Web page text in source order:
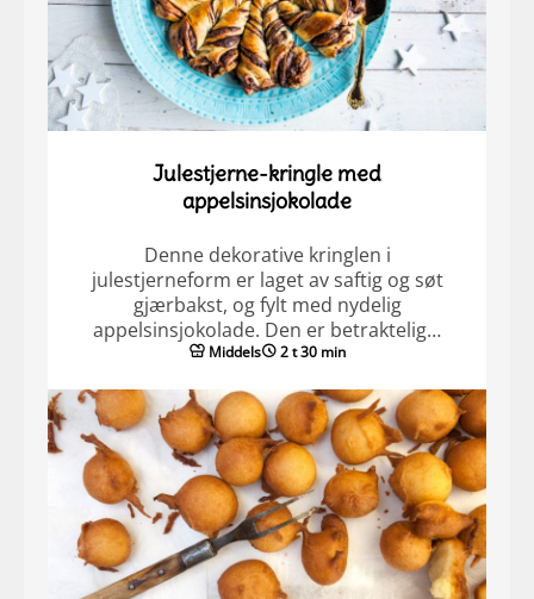
Julestjerne-kringle med
appelsinsjokolade
Denne dekorative kringlen i
julestjerneform er laget av saftig og søt
gjærbakst, og fylt med nydelig
appelsinsjokolade. Den er betraktelig…
Middels 2 t 30 min